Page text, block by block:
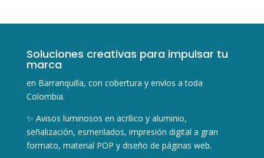
Soluciones creativas para impulsar tu
marca
en Barranquilla, con cobertura y envíos a toda
Colombia.
✨ Avisos luminosos en acrílico y aluminio,
señalización, esmerilados, impresión digital a gran
formato, material POP y diseño de páginas web.